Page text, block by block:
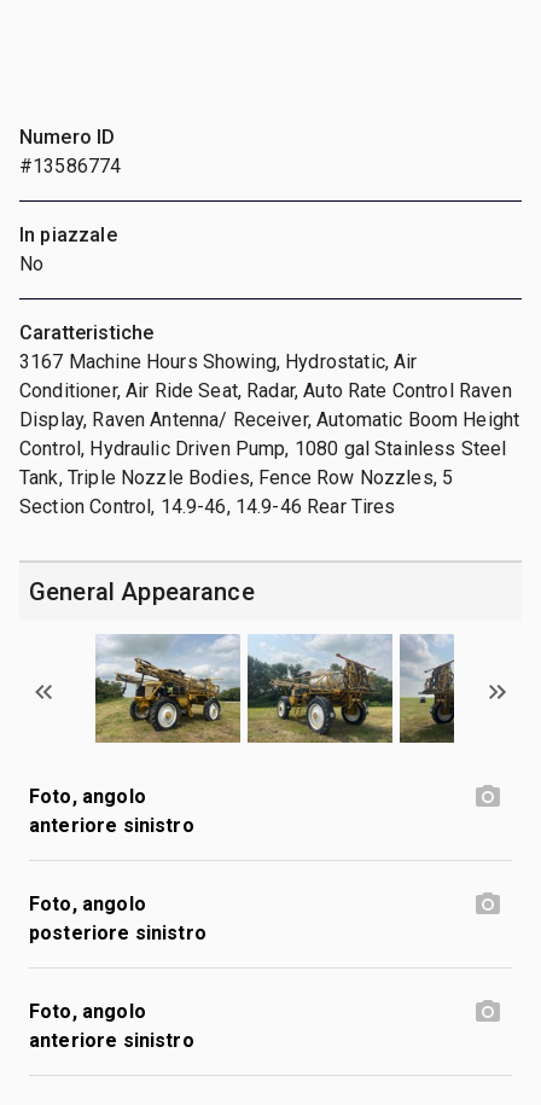
Numero ID
#13586774
In piazzale
No
Caratteristiche
3167 Machine Hours Showing, Hydrostatic, Air
Conditioner, Air Ride Seat, Radar, Auto Rate Control Raven
Display, Raven Antenna/ Receiver, Automatic Boom Height
Control, Hydraulic Driven Pump, 1080 gal Stainless Steel
Tank, Triple Nozzle Bodies, Fence Row Nozzles, 5
Section Control, 14.9-46, 14.9-46 Rear Tires
General Appearance
Foto, angolo
anteriore sinistro
Foto, angolo
posteriore sinistro
Foto, angolo
anteriore sinistro